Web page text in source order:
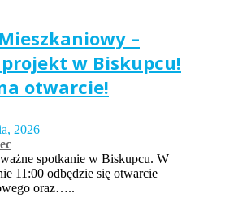
–
w Biskupcu!
otwarcie!
2026
spotkanie w Biskupcu. W
11:00 odbędzie się otwarcie
oraz…..